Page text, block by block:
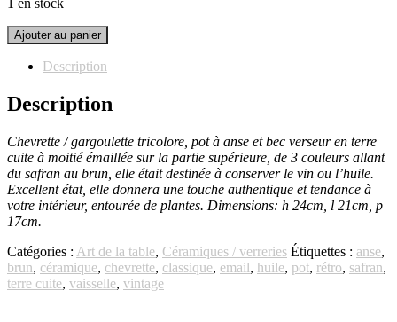
1 en stock
quantité
de
Gargoulette
Ajouter au panier
Description
Description
Chevrette / gargoulette tricolore, pot à anse et bec verseur en terre
cuite à moitié émaillée sur la partie supérieure, de 3 couleurs allant
du safran au brun, elle était destinée à conserver le vin ou l’huile.
Excellent état, elle donnera une touche authentique et tendance à
votre intérieur, entourée de plantes. Dimensions: h 24cm, l 21cm, p
17cm.
Catégories : Art de la table, Céramiques / verreries Étiquettes : anse,
brun, céramique, chevrette, classique, email, huile, pot, rétro, safran,
terre cuite, vaisselle, vintage